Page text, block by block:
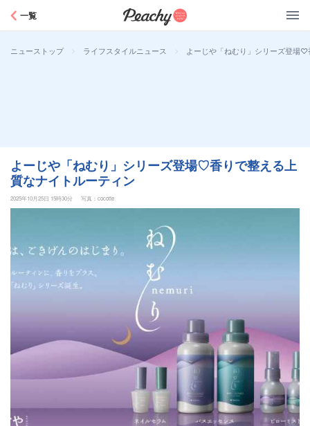
一覧
ニューストップ > ライフスタイルニュース > よーじや「ねむり」シリーズ登場
よーじや「ねむり」シリーズ登場♡香りで整える上
質なナイトルーティン
2025年10月25日 15時30分 写真：cocotte